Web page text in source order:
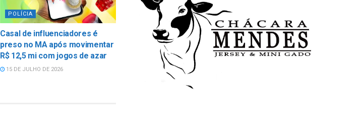
POLÍCIA
Casal de influenciadores é
preso no MA após movimentar
R$ 12,5 mi com jogos de azar
15 DE JULHO DE 2026